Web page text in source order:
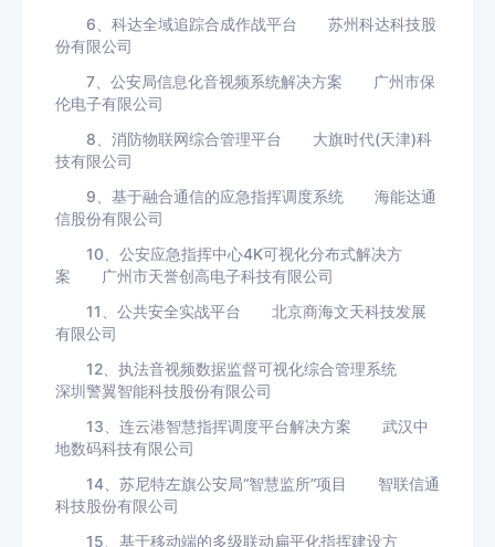
6、科达全域追踪合成作战平台 苏州科达科技股
份有限公司
7、公安局信息化音视频系统解决方案 广州市保
伦电子有限公司
8、消防物联网综合管理平台 大旗时代(天津)科
技有限公司
9、基于融合通信的应急指挥调度系统 海能达通
信股份有限公司
10、公安应急指挥中心4K可视化分布式解决方
案 广州市天誉创高电子科技有限公司
11、公共安全实战平台 北京商海文天科技发展
有限公司
12、执法音视频数据监督可视化综合管理系统
深圳警翼智能科技股份有限公司
13、连云港智慧指挥调度平台解决方案 武汉中
地数码科技有限公司
14、苏尼特左旗公安局“智慧监所”项目 智联信通
科技股份有限公司
15、基于移动端的多级联动扁平化指挥建设方